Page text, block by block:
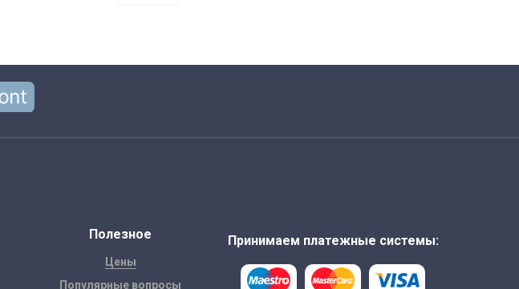
Полезное
Цены
Популярные вопросы
Принимаем платежные системы: